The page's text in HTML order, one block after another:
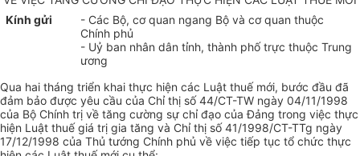
Kính gửi
- Các Bộ, cơ quan ngang Bộ và cơ quan thuộc
Chính phủ
- Uỷ ban nhân dân tỉnh, thành phố trực thuộc Trung
ương
Qua hai tháng triển khai thực hiện các Luật thuế mới, bước đầu đã
đảm bảo được yêu cầu của Chỉ thị số 44/CT-TW ngày 04/11/1998
của Bộ Chính trị về tăng cường sự chỉ đạo của Đảng trong việc thực
hiện Luật thuế giá trị gia tăng và Chỉ thị số 41/1998/CT-TTg ngày
17/12/1998 của Thủ tướng Chính phủ về việc tiếp tục tổ chức thực